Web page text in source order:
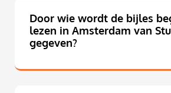
Door wie wordt de bijles
lezen in Amsterdam van
gegeven?